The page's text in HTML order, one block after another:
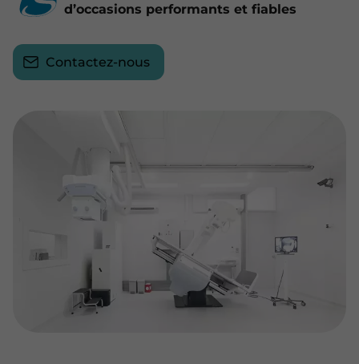
d’occasions performants et fiables
Contactez-nous